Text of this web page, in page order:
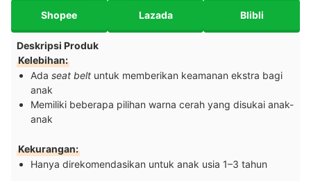
Shopee Lazada Blibli
Deskripsi Produk
Kelebihan:
Ada seat belt untuk memberikan keamanan ekstra bagi
anak
Memiliki beberapa pilihan warna cerah yang disukai anak-
anak
Kekurangan:
Hanya direkomendasikan untuk anak usia 1–3 tahun